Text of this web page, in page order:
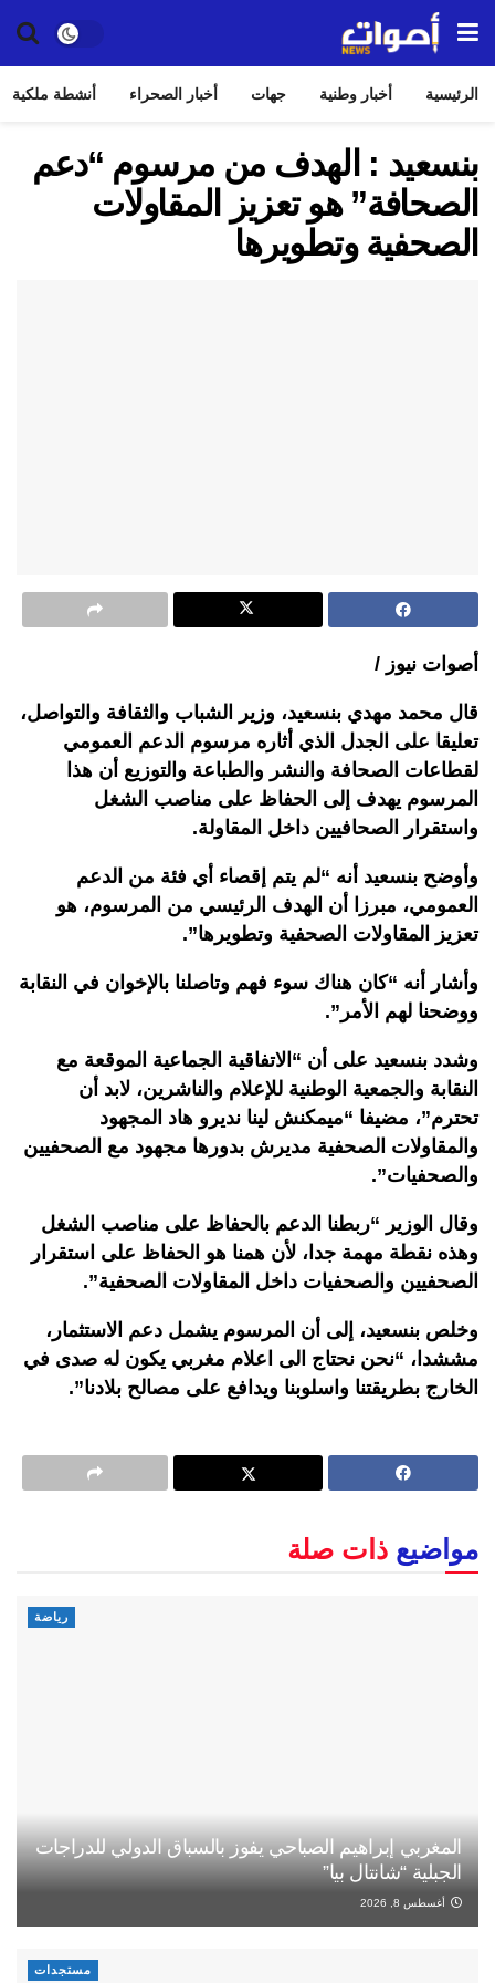
الرئيسية أخبار وطنية جهات أخبار الصحراء أنشطة ملكية
بنسعيد : الهدف من مرسوم “دعم
الصحافة” هو تعزيز المقاولات
الصحفية وتطويرها
أصوات نيوز /
قال محمد مهدي بنسعيد، وزير الشباب والثقافة والتواصل،
تعليقا على الجدل الذي أثاره مرسوم الدعم العمومي
لقطاعات الصحافة والنشر والطباعة والتوزيع أن هذا
المرسوم يهدف إلى الحفاظ على مناصب الشغل
واستقرار
الصحافيين داخل المقاولة.
وأوضح بنسعيد أنه “لم يتم إقصاء أي فئة من الدعم
العمومي، مبرزا أن الهدف الرئيسي من المرسوم، هو
تعزيز
المقاولات الصحفية وتطويرها”.
وأشار أنه “كان هناك سوء فهم وتاصلنا بالإخوان في النقابة
ووضحنا لهم الأمر ”.
وشدد بنسعيد على أن “ الاتفاقية الجماعية الموقعة مع
النقابة والجمعية الوطنية للإعلام والناشرين، لابد أن
تحترم”، مضيفا “ميمكنش لينا نديرو هاد المجهود
والمقاولات الصحفية مديرش بدورها مجهود مع الصحفيين
والصحفيات”.
وقال الوزير “ربطنا الدعم بالحفاظ على مناصب الشغل
وهذه نقطة مهمة جدا، لأن همنا هو الحفاظ على استقرار
الصحفيين والصحفيات داخل المقاولات الصحفية”.
وخلص بنسعيد، إلى أن المرسوم يشمل دعم الاستثمار،
مششدا، “نحن نحتاج الى اعلام مغربي يكون له صدى في
الخارج بطريقتنا واسلوبنا ويدافع على مصالح بلادنا”.
مواضيع ذات صلة
رياضة
المغربي إبراهيم الصباحي يفوز بالسباق الدولي للدراجات
الجبلية “شانتال بيا”
أغسطس 8, 2026
مستجدات